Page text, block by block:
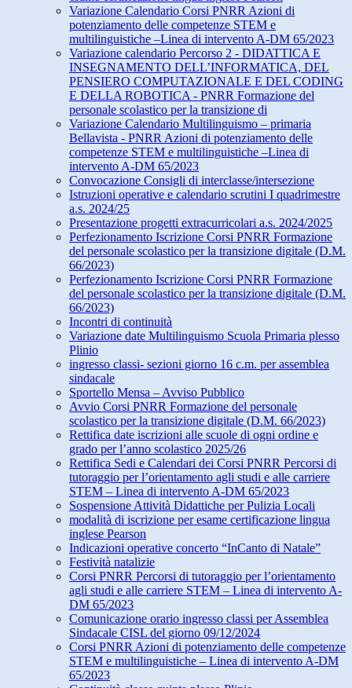
Variazione Calendario Corsi PNRR Azioni di
potenziamento delle competenze STEM e
multilinguistiche –Linea di intervento A-DM 65/2023
Variazione calendario Percorso 2 - DIDATTICA E
INSEGNAMENTO DELL’INFORMATICA, DEL
PENSIERO COMPUTAZIONALE E DEL CODING
E DELLA ROBOTICA - PNRR Formazione del
personale scolastico per la transizione di
Variazione Calendario Multilinguismo – primaria
Bellavista - PNRR Azioni di potenziamento delle
competenze STEM e multilinguistiche –Linea di
intervento A-DM 65/2023
Convocazione Consigli di interclasse/intersezione
Istruzioni operative e calendario scrutini I quadrimestre
a.s. 2024/25
Presentazione progetti extracurricolari a.s. 2024/2025
Perfezionamento Iscrizione Corsi PNRR Formazione
del personale scolastico per la transizione digitale (D.M.
66/2023)
Perfezionamento Iscrizione Corsi PNRR Formazione
del personale scolastico per la transizione digitale (D.M.
66/2023)
Incontri di continuità
Variazione date Multilinguismo Scuola Primaria plesso
Plinio
ingresso classi- sezioni giorno 16 c.m. per assemblea
sindacale
Sportello Mensa – Avviso Pubblico
Avvio Corsi PNRR Formazione del personale
scolastico per la transizione digitale (D.M. 66/2023)
Rettifica date iscrizioni alle scuole di ogni ordine e
grado per l’anno scolastico 2025/26
Rettifica Sedi e Calendari dei Corsi PNRR Percorsi di
tutoraggio per l’orientamento agli studi e alle carriere
STEM – Linea di intervento A-DM 65/2023
Sospensione Attività Didattiche per Pulizia Locali
modalità di iscrizione per esame certificazione lingua
inglese Pearson
Indicazioni operative concerto “InCanto di Natale”
Festività natalizie
Corsi PNRR Percorsi di tutoraggio per l’orientamento
agli studi e alle carriere STEM – Linea di intervento A-
DM 65/2023
Comunicazione orario ingresso classi per Assemblea
Sindacale CISL del giorno 09/12/2024
Corsi PNRR Azioni di potenziamento delle competenze
STEM e multilinguistiche – Linea di intervento A-DM
65/2023